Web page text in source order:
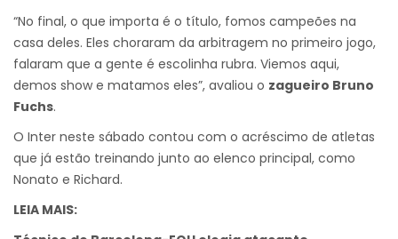
“No final, o que importa é o título, fomos campeões na
casa deles. Eles choraram da arbitragem no primeiro jogo,
falaram que a gente é escolinha rubra. Viemos aqui,
demos show e matamos eles”, avaliou o zagueiro Bruno
Fuchs.
O Inter neste sábado contou com o acréscimo de atletas
que já estão treinando junto ao elenco principal, como
Nonato e Richard.
LEIA MAIS: